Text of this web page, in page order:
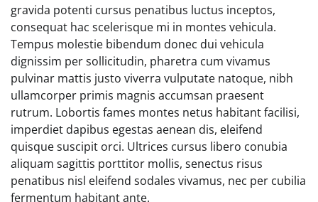
gravida potenti cursus penatibus luctus inceptos,
consequat hac scelerisque mi in montes vehicula.
Tempus molestie bibendum donec dui vehicula
dignissim per sollicitudin, pharetra cum vivamus
pulvinar mattis justo viverra vulputate natoque, nibh
ullamcorper primis magnis accumsan praesent
rutrum. Lobortis fames montes netus habitant facilisi,
imperdiet dapibus egestas aenean dis, eleifend
quisque suscipit orci. Ultrices cursus libero conubia
aliquam sagittis porttitor mollis, senectus risus
penatibus nisl eleifend sodales vivamus, nec per cubilia
fermentum habitant ante.